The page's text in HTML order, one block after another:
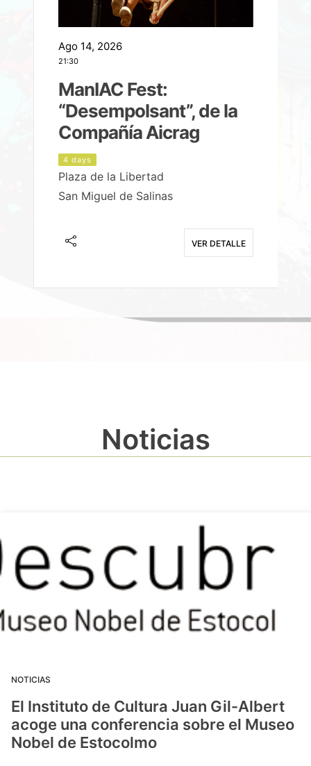
Ago 14, 2026
21:30
ManIAC Fest:
“Desempolsant”, de la
Compañía Aicrag
4 days
Plaza de la Libertad
San Miguel de Salinas
VER DETALLE
Noticias
NOTICIAS
El Instituto de Cultura Juan Gil-Albert
acoge una conferencia sobre el Museo
Nobel de Estocolmo